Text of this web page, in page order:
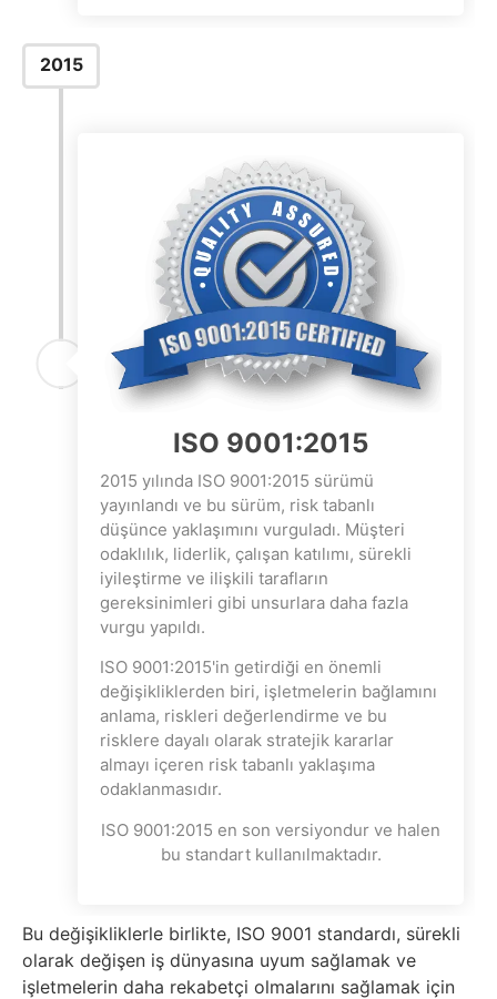
2015
ISO 9001:2015
2015 yılında ISO 9001:2015 sürümü
yayınlandı ve bu sürüm, risk tabanlı
düşünce yaklaşımını vurguladı. Müşteri
odaklılık, liderlik, çalışan katılımı, sürekli
iyileştirme ve ilişkili tarafların
gereksinimleri gibi unsurlara daha fazla
vurgu yapıldı.
ISO 9001:2015'in getirdiği en önemli
değişikliklerden biri, işletmelerin bağlamını
anlama, riskleri değerlendirme ve bu
risklere dayalı olarak stratejik kararlar
almayı içeren risk tabanlı yaklaşıma
odaklanmasıdır.
ISO 9001:2015 en son versiyondur ve halen
bu standart kullanılmaktadır.
Bu değişikliklerle birlikte, ISO 9001 standardı, sürekli
olarak değişen iş dünyasına uyum sağlamak ve
işletmelerin daha rekabetçi olmalarını sağlamak için